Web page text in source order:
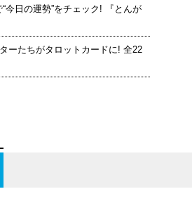
今日の運勢”をチェック! 『とんが
ーたちがタロットカードに! 全22